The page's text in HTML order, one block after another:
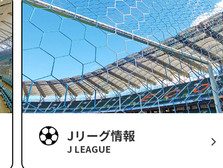
Jリーグ情報
J LEAGUE